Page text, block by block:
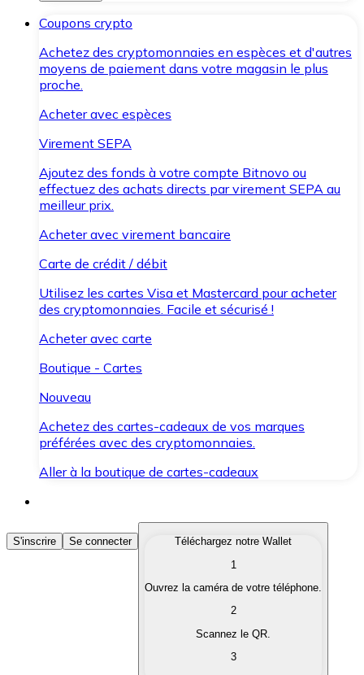
Coupons crypto
Achetez des cryptomonnaies en espèces et d'autres
moyens de paiement dans votre magasin le plus
proche.
Acheter avec espèces
Virement SEPA
Ajoutez des fonds à votre compte Bitnovo ou
effectuez des achats directs par virement SEPA au
meilleur prix.
Acheter avec virement bancaire
Carte de crédit / débit
Utilisez les cartes Visa et Mastercard pour acheter
des cryptomonnaies. Facile et sécurisé !
Acheter avec carte
Boutique - Cartes
Nouveau
Achetez des cartes-cadeaux de vos marques
préférées avec des cryptomonnaies.
Aller à la boutique de cartes-cadeaux
Acheter des Cryptomonnaies
Achetez les cryptomonnaies qui vous intéressent
Convertissez vos cryptomonnaies en monnaie
S'inscrire Se connecter
Téléchargez notre Wallet
1
Ouvrez la caméra de votre téléphone.
2
Scannez le QR.
3